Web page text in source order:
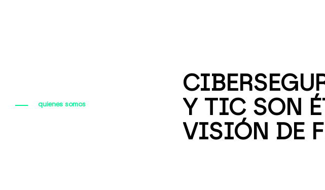
quienes somos
Y TIC SON
VISIÓN DE